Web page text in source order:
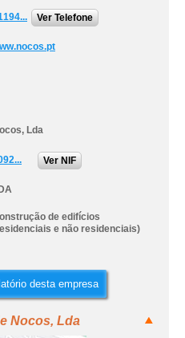
Ver Telefone
Lda
Ver NIF
de edifícios
e não residenciais)
desta empresa
Nocos, Lda